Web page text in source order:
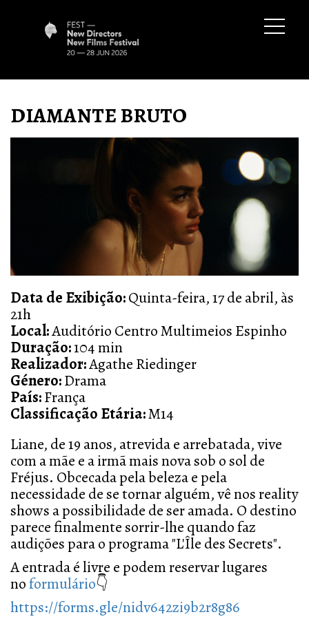
DIAMANTE BRUTO
Data de Exibição:Quinta-feira, 17 de abril, às
21h
Local:Auditório Centro Multimeios Espinho
Duração:104 min
Realizador:Agathe Riedinger
Género:Drama
País:França
Classificação Etária:M14
Liane, de 19 anos, atrevida e arrebatada, vive
com a mãe e a irmã mais nova sob o sol de
Fréjus. Obcecada pela beleza e pela
necessidade de se tornar alguém, vê nos reality
shows a possibilidade de ser amada. O destino
parece finalmente sorrir-lhe quando faz
audições para o programa "L'Île des Secrets".
A entrada é livre e podem reservar lugares
noformulário👇
https://forms.gle/nidv642zi9b2r8g86